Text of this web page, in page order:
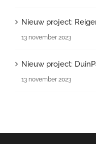
Nieuw project:
13 november 2023
Nieuw project:
13 november 2023